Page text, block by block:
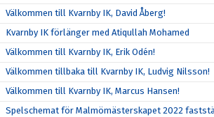
Välkommen till Kvarnby IK, David Åberg!
Kvarnby IK förlänger med Atiqullah Mohamed
Välkommen till Kvarnby IK, Erik Odén!
Välkommen tillbaka till Kvarnby IK, Ludvig Nilsson!
Välkommen till Kvarnby IK, Marcus Hansen!
Spelschemat för Malmömästerskapet 2022